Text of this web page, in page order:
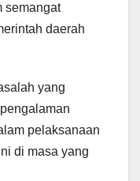
semangat
daerah
yang
pelaksanaan
di masa yang